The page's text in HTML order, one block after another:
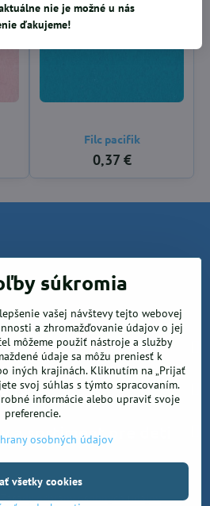
Filc pacifik
0,37 €
a sortiment pre deti
2026Copyright
Zásady ochrany osobných údajov
súkromia
vašej návštevy tejto webovej
a zhromažďovanie údajov o jej
môžeme použiť nástroje a služby
údaje sa môžu preniesť k
iných krajinách. Kliknutím na „Prijať
svoj súhlas s týmto spracovaním.
informácie alebo upraviť svoje
preferencie.
osobných údajov
všetky cookies
nie je možné u nás
ďakujeme!